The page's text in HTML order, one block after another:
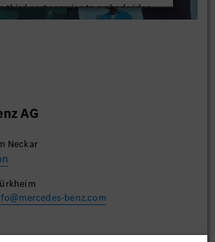
third party service to embed video
may collect data about your activity.
AG
Neckar
benz.com